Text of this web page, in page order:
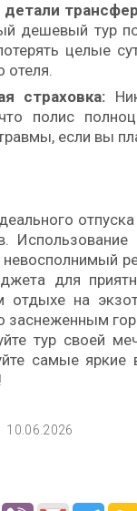
дешевый тур
целые
отеля.
страховка:
полис
если вы
для
отдыхе на
заснеженным
тур своей
самые
10.06.2026